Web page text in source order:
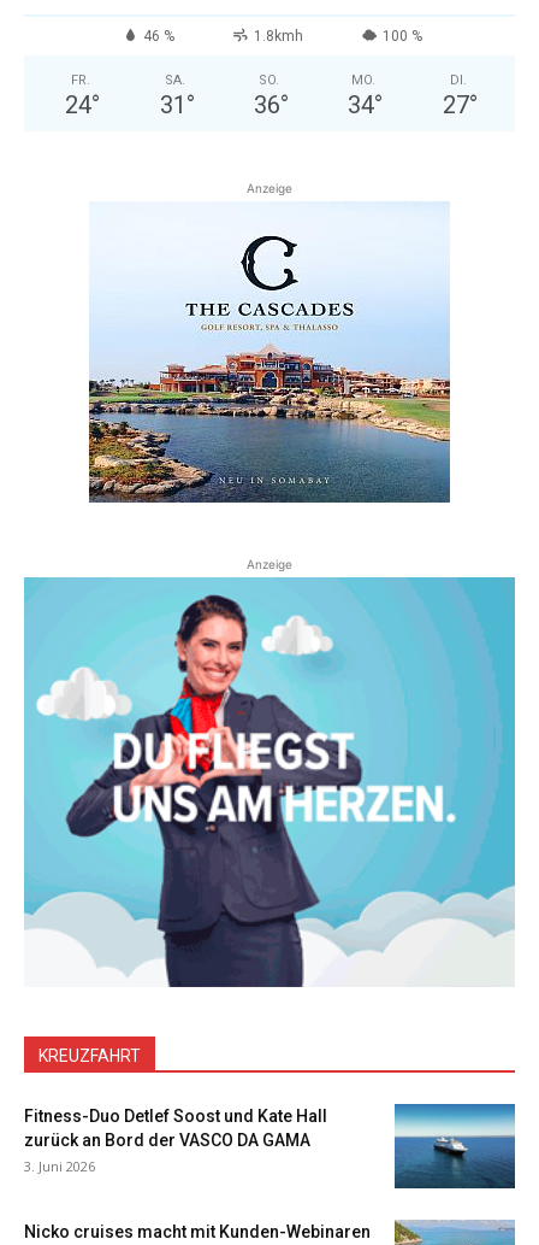
46 % 1.8kmh 100 %
FR.
24°
SA.
31 °
SO.
36°
MO.
34°
DI.
27°
Anzeige
Anzeige
KREUZFAHRT
Fitness-Duo Detlef Soost und Kate Hall
zurück an Bord der VASCO DA GAMA
3. Juni 2026
Nicko cruises macht mit Kunden-Webinaren